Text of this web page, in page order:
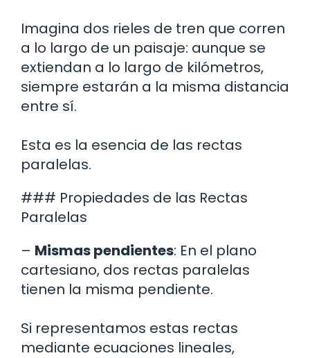
Imagina dos rieles de tren que corren
a lo largo de un paisaje: aunque se
extiendan a lo largo de kilómetros,
siempre estarán a la misma distancia
entre sí.
Esta es la esencia de las rectas
paralelas.
### Propiedades de las Rectas
Paralelas
– Mismas pendientes: En el plano
cartesiano, dos rectas paralelas
tienen la misma pendiente.
Si representamos estas rectas
mediante ecuaciones lineales,